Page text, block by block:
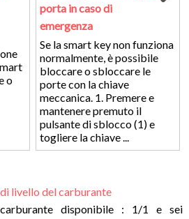
o
porta in caso di
emergenza
Se la smart key non funziona
normalmente, è possibile
bloccare o sbloccare le
porte con la chiave
meccanica. 1. Premere e
mantenere premuto il
pulsante di sblocco (1) e
togliere la chiave ...
livello del carburante
disponibile : 1/1 e sei